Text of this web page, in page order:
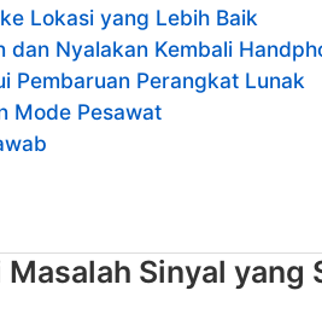
Lokasi yang Lebih Baik
dan Nyalakan Kembali
Pembaruan Perangkat Lunak
Mode Pesawat
Sinyal yang